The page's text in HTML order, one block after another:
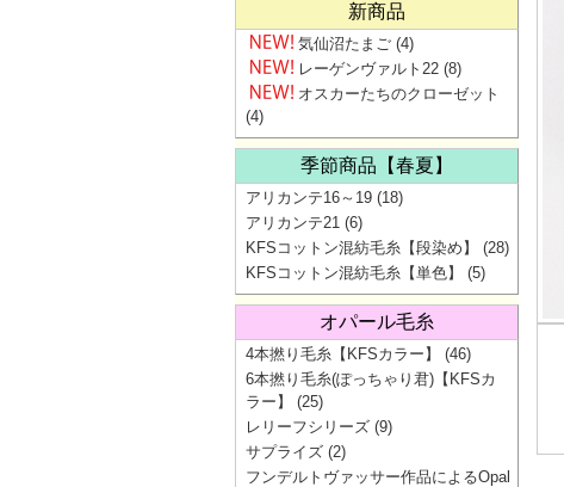
新商品
気仙沼たまご (4)
レーゲンヴァルト22 (8)
オスカーたちのクローゼット
(4)
季節商品【春夏】
アリカンテ16～19 (18)
アリカンテ21 (6)
KFSコットン混紡毛糸【段染め】
(28)
KFSコットン混紡毛糸【単色】
(5)
オパール毛糸
4本撚り毛糸【KFSカラー】
(46)
6本撚り毛糸(ぽっちゃり君)【KFSカ
ラー】
(25)
レリーフシリーズ (9)
サプライズ (2)
フンデルトヴァッサー作品によるOpal